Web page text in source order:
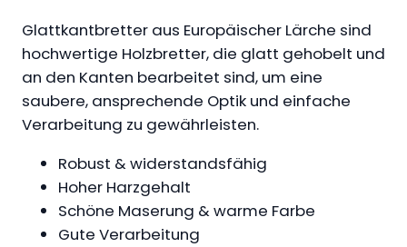
s
9
7
5
€
r
e
t
t
–
Glattkantbretter aus Europäischer Lärche sind
hochwertige Holzbretter, die glatt gehobelt und
an den Kanten bearbeitet sind, um eine
saubere, ansprechende Optik und einfache
Verarbeitung zu gewährleisten.
Robust & widerstandsfähig
Hoher Harzgehalt
Schöne Maserung & warme Farbe
Gute Verarbeitung